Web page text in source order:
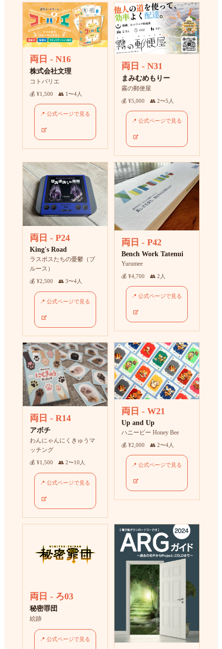
両日 - N16
株式会社文理
コトバリエ
💰 ¥1,500 👥 1〜4人
📍 公式ページで見る
両日 - N31
まみむめもりー
霧の郵便屋
💰 ¥5,000 👥 2〜5人
📍 公式ページで見る
両日 - P24
King's Road
ラスボスたちの憂鬱（ブ
ルース）
💰 ¥2,500 👥 3〜4人
📍 公式ページで見る
両日 - P42
Bench Work Tatenui
Yurumee
💰 ¥4,700 👥 2人
📍 公式ページで見る
両日 - R14
アボチ
わんにゃんにくきゅうマ
ッチング
💰 ¥1,500 👥 2〜10人
📍 公式ページで見る
両日 - W21
Up and Up
ハニービー Honey Bee
💰 ¥2,000 👥 2〜4人
📍 公式ページで見る
両日 - ろ03
秘密罪団
絵跡
📍 公式ページで見る